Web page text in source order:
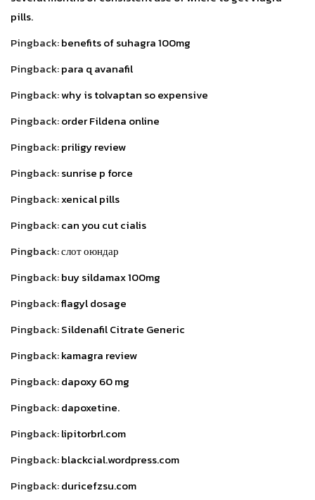
pills.
Pingback:benefits of suhagra 100mg
Pingback:para q avanafil
Pingback:why is tolvaptan so expensive
Pingback:order Fildena online
Pingback:priligy review
Pingback:sunrise p force
Pingback:xenical pills
Pingback:can you cut cialis
Pingback:слот оюндар
Pingback:buy sildamax 100mg
Pingback:flagyl dosage
Pingback:Sildenafil Citrate Generic
Pingback:kamagra review
Pingback:dapoxy 60 mg
Pingback:dapoxetine.
Pingback:lipitorbrl.com
Pingback:blackcial.wordpress.com
Pingback:duricefzsu.com